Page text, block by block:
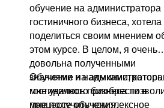
обучение на администратора
гостиничного бизнеса,
поделиться своим мнением
этом курсе. В целом, я очень
довольна полученными
знаниями и навыками,
мне удалось приобрести в
процессе обучения.
Обучение на администратора
гостиничного бизнеса
мне получить комплексное